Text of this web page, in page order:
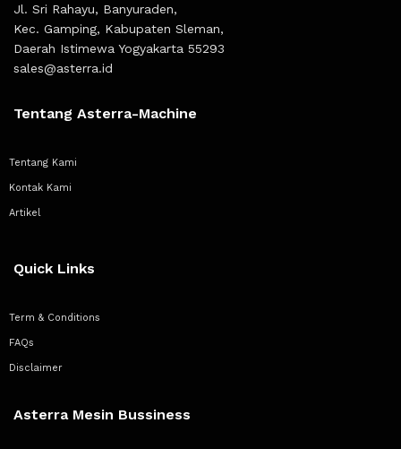
Jl. Sri Rahayu, Banyuraden,
Kec. Gamping, Kabupaten Sleman,
Daerah Istimewa Yogyakarta 55293
sales@asterra.id
Tentang Asterra-Machine
Tentang Kami
Kontak Kami
Artikel
Quick Links
Term & Conditions
FAQs
Disclaimer
Asterra Mesin Bussiness